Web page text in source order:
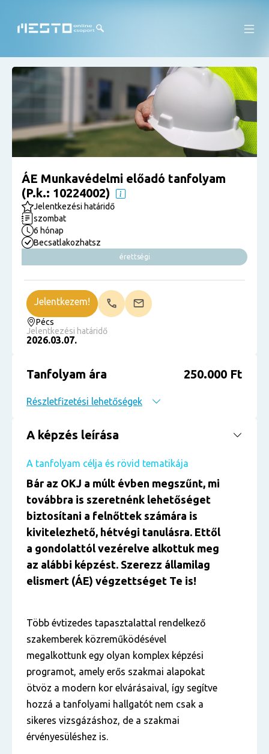
ÁE Munkavédelmi előadó tanfolyam
(P.k.: 10224002)
Jelentkezési határidő
szombat
6 hónap
Becsatlakozhatsz
érettségi
Pécs
Jelentkezési határidő
2026.03.07.
Jelentkezem!
Tanfolyam ára 250.000 Ft
Részletfizetési lehetőségek
A képzés leírása
A tanfolyam célja és rövid tematikája
Bár az OKJ a múlt évben megszűnt, mi
továbbra is szeretnénk lehetőséget
biztosítani a felnőttek számára is
kivitelezhető, hétvégi tanulásra. Ettől
a gondolattól vezérelve alkottuk meg
az alábbi képzést. Szerezz államilag
elismert (ÁE) végzettséget Te is!
Több évtizedes tapasztalattal rendelkező
szakemberek közreműködésével
megalkottunk egy olyan komplex képzési
programot, amely erős szakmai alapokat
ötvöz a modern kor elvárásaival, így segítve
hozzá a tanfolyami hallgatót nem csak a
sikeres vizsgázáshoz, de a szakmai
érvényesüléshez is.